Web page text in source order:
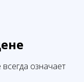
означает